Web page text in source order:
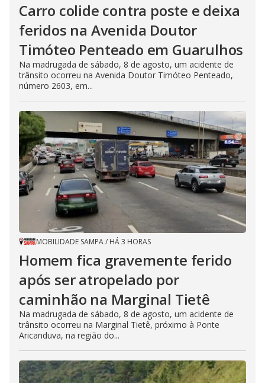
Carro colide contra poste e deixa
feridos na Avenida Doutor
Timóteo Penteado em Guarulhos
Na madrugada de sábado, 8 de agosto, um acidente de
trânsito ocorreu na Avenida Doutor Timóteo Penteado,
número 2603, em...
MOBILIDADE SAMPA/ HÁ 3 HORAS
Homem fica gravemente ferido
após ser atropelado por
caminhão na Marginal Tietê
Na madrugada de sábado, 8 de agosto, um acidente de
trânsito ocorreu na Marginal Tietê, próximo à Ponte
Aricanduva, na região do...